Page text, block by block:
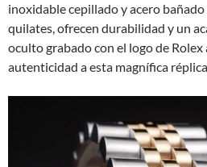
inoxidable cepillado y acero
quilates, ofrecen durabilidad y un
oculto grabado con el logo de
autenticidad a esta magnífica